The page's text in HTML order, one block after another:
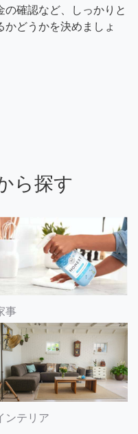
確認など、しっかりと
どうかを決めましょ
ら探す
事
ンテリア